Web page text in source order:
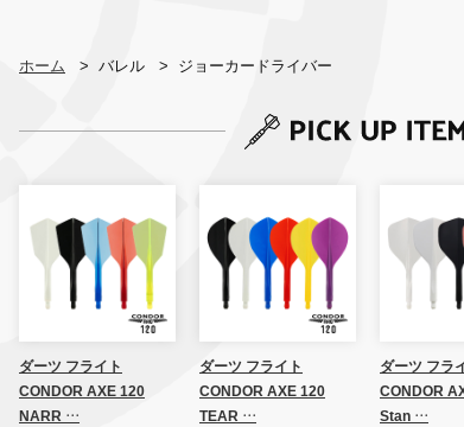
ホーム > バレル > ジョーカードライバー
ダーツ フライト
CONDOR AXE 120
NARR …
ダーツ フライト
CONDOR AXE 120
TEAR …
ダーツ フラ
CONDOR
Stan …